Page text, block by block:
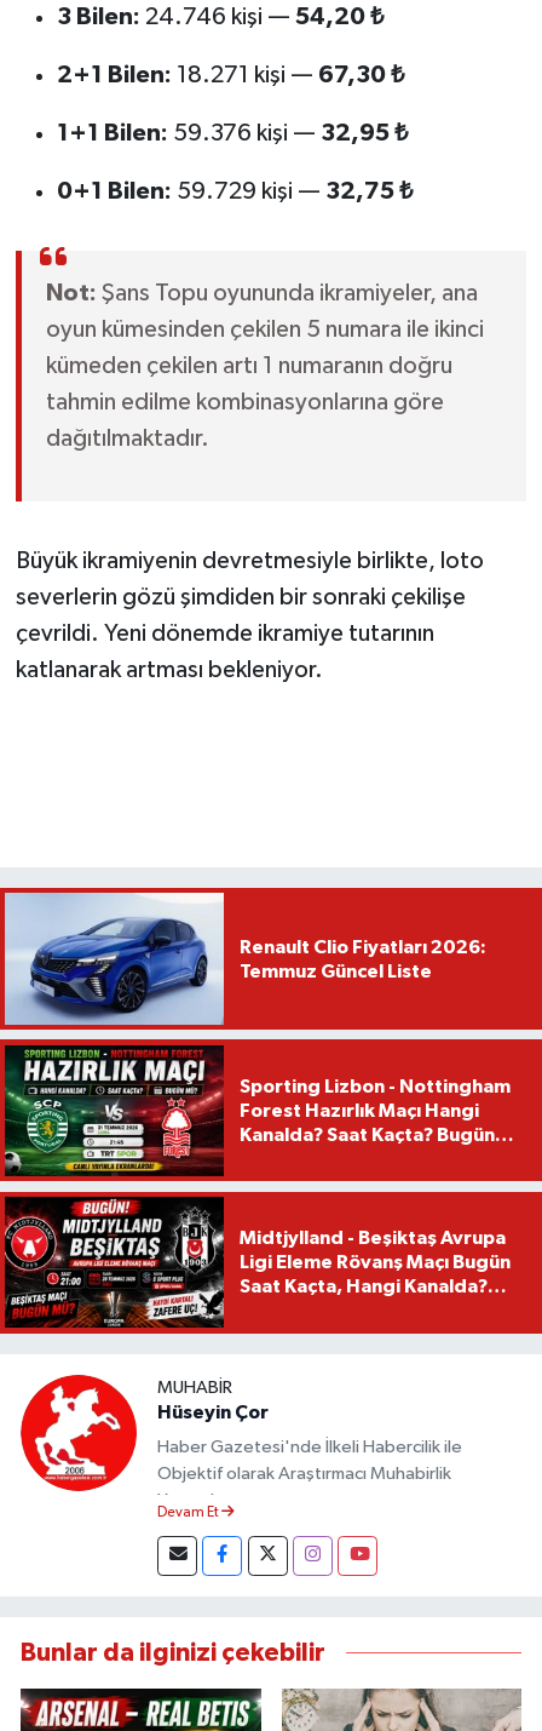
3 Bilen: 24.746 kişi — 54,20 ₺
2+1 Bilen: 18.271 kişi — 67,30 ₺
1+1 Bilen: 59.376 kişi — 32,95 ₺
0+1 Bilen: 59.729 kişi — 32,75 ₺
Not: Şans Topu oyununda ikramiyeler, ana
oyun kümesinden çekilen 5 numara ile ikinci
kümeden çekilen artı 1 numaranın doğru
tahmin edilme kombinasyonlarına göre
dağıtılmaktadır.
Büyük ikramiyenin devretmesiyle birlikte, loto
severlerin gözü şimdiden bir sonraki çekilişe
çevrildi. Yeni dönemde ikramiye tutarının
katlanarak artması bekleniyor.
Renault Clio Fiyatları 2026:
Temmuz Güncel Liste
Sporting Lizbon - Nottingham
Forest Hazırlık Maçı Hangi
Kanalda? Saat Kaçta? Bugün
Midtjylland - Beşiktaş Avrupa
Ligi Eleme Rövanş Maçı Bugün
Saat Kaçta, Hangi Kanalda?
MUHABIR
Hüseyin Çor
Haber Gazetesi'nde İlkeli Habercilik ile
Objektif olarak Araştırmacı Muhabirlik
Yapmaktayım.
Devam Et
Bunlar da ilginizi çekebilir